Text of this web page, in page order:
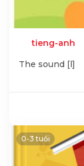
tieng-anh
The sound [l]
0-3 tuổi